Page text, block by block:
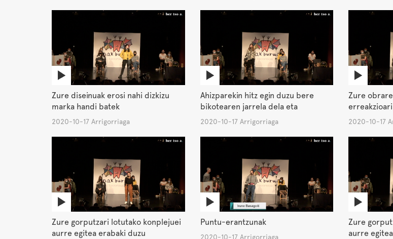
Zure diseinuak erosi nahi dizkizu
marka handi batek
2020-10-17 Arrigorriaga
Ahizparekin hitz egin duzu bere
bikotearen jarrela dela eta
2020-10-17 Arrigorriaga
Zure
2020-10-17
Zure gorputzari lotutako konplejuei
aurre egitea erabaki duzu
Puntu-erantzunak
2020-10-17 Arrigorriaga
Zure
aurre